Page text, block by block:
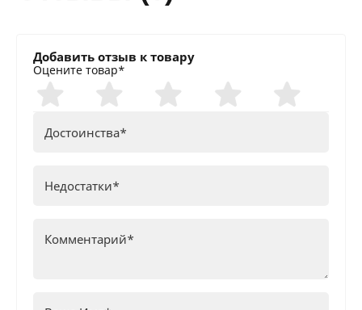
Добавить отзыв к товару
Оцените товар*